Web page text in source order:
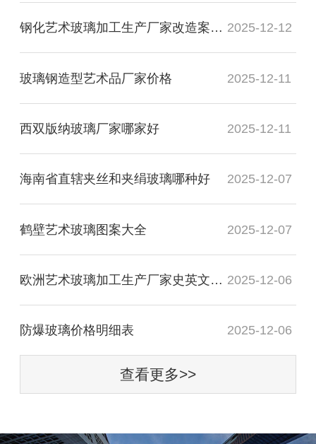
钢化艺术玻璃加工生产厂家改造案例图 2025-12-12
玻璃钢造型艺术品厂家价格 2025-12-11
西双版纳玻璃厂家哪家好 2025-12-11
海南省直辖夹丝和夹绢玻璃哪种好 2025-12-07
鹤壁艺术玻璃图案大全 2025-12-07
欧洲艺术玻璃加工生产厂家史英文名词解释 2025-12-06
防爆玻璃价格明细表 2025-12-06
查看更多>>